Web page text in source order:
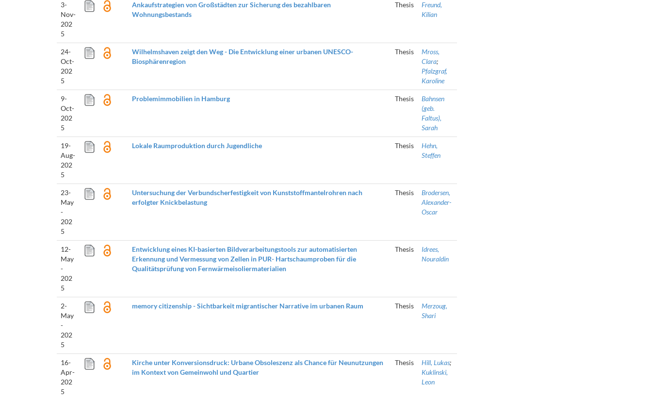
3-
Nov-
202
5
Ankaufstrategien von Großstädten zur Sicherung des bezahlbaren
Wohnungsbestands
Thesis
Freund,
Kilian
24-
Oct-
202
5
Wilhelmshaven zeigt den Weg - Die Entwicklung einer urbanen UNESCO-
Biosphärenregion
Thesis
Mross,
Clara;
Pfalzgraf,
Karoline
9-
Oct-
202
5
Problemimmobilien in Hamburg Thesis
Bahnsen
(geb.
Faltus),
Sarah
19-
Aug-
202
5
Lokale Raumproduktion durch Jugendliche Thesis
Hehn,
Steffen
23-
May
-
202
5
Untersuchung der Verbundscherfestigkeit von Kunststoffmantelrohren nach
erfolgter Knickbelastung
Thesis
Brodersen,
Alexander-
Oscar
12-
May
-
202
5
Entwicklung eines KI-basierten Bildverarbeitungstools zur automatisierten
Erkennung und Vermessung von Zellen in PUR- Hartschaumproben für die
Qualitätsprüfung von Fernwärmeisoliermaterialien
Thesis
Idrees,
Nouraldin
2-
May
-
202
5
memory citizenship - Sichtbarkeit migrantischer Narrative im urbanen Raum Thesis
Merzoug,
Shari
16-
Apr-
202
5
Kirche unter Konversionsdruck: Urbane Obsoleszenz als Chance für Neunutzungen
im Kontext von Gemeinwohl und Quartier
Thesis Hill, Lukas;
Kuklinski,
Leon